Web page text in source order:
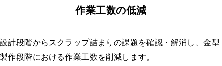
作業工数の低減
設計段階からスクラップ詰まりの課題を確認・解消し、金型
製作段階における作業工数を削減します。